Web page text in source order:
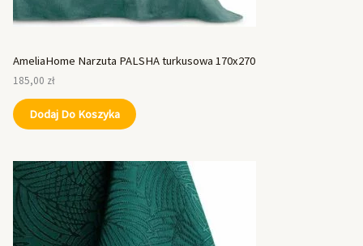
AmeliaHome Narzuta PALSHA turkusowa 170x270
185,00 zł
Dodaj Do Koszyka